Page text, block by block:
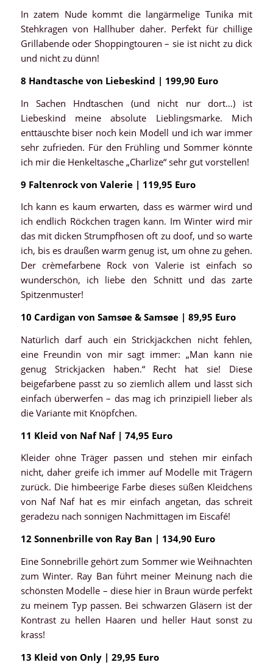
In zatem Nude kommt die langärmelige Tunika mit
Stehkragen von Hallhuber daher. Perfekt für chillige
Grillabende oder Shoppingtouren – sie ist nicht zu dick
und nicht zu dünn!
8 Handtasche von Liebeskind | 199,90 Euro
In Sachen Hndtaschen (und nicht nur dort…) ist
Liebeskind meine absolute Lieblingsmarke. Mich
enttäuschte biser noch kein Modell und ich war immer
sehr zufrieden. Für den Frühling und Sommer könnte
ich mir die Henkeltasche „Charlize“ sehr gut vorstellen!
9 Faltenrock von Valerie | 119,95 Euro
Ich kann es kaum erwarten, dass es wärmer wird und
ich endlich Röckchen tragen kann. Im Winter wird mir
das mit dicken Strumpfhosen oft zu doof, und so warte
ich, bis es draußen warm genug ist, um ohne zu gehen.
Der crèmefarbene Rock von Valerie ist einfach so
wunderschön, ich liebe den Schnitt und das zarte
Spitzenmuster!
10 Cardigan von Samsøe & Samsøe | 89,95 Euro
Natürlich darf auch ein Strickjäckchen nicht fehlen,
eine Freundin von mir sagt immer: „Man kann nie
genug Strickjacken haben.“ Recht hat sie! Diese
beigefarbene passt zu so ziemlich allem und lässt sich
einfach überwerfen – das mag ich prinzipiell lieber als
die Variante mit Knöpfchen.
11 Kleid von Naf Naf | 74,95 Euro
Kleider ohne Träger passen und stehen mir einfach
nicht, daher greife ich immer auf Modelle mit Trägern
zurück. Die himbeerige Farbe dieses süßen Kleidchens
von Naf Naf hat es mir einfach angetan, das schreit
geradezu nach sonnigen Nachmittagen im Eiscafé!
12 Sonnenbrille von Ray Ban | 134,90 Euro
Eine Sonnebrille gehört zum Sommer wie Weihnachten
zum Winter. Ray Ban führt meiner Meinung nach die
schönsten Modelle – diese hier in Braun würde perfekt
zu meinem Typ passen. Bei schwarzen Gläsern ist der
Kontrast zu hellen Haaren und heller Haut sonst zu
krass!
13 Kleid von Only | 29,95 Euro